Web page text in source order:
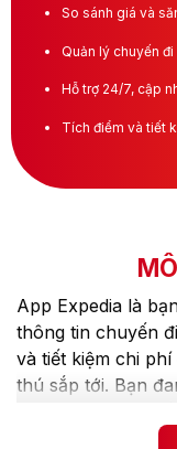
So sánh giá và
Quản lý chuyến
Hỗ trợ 24/7, cập
Tích điểm và tiết
App Expedia là
thông tin chuyến
và tiết kiệm chi
thú sắp tới. Bạn
vì lý do gì, bạn
Thành viên sẽ